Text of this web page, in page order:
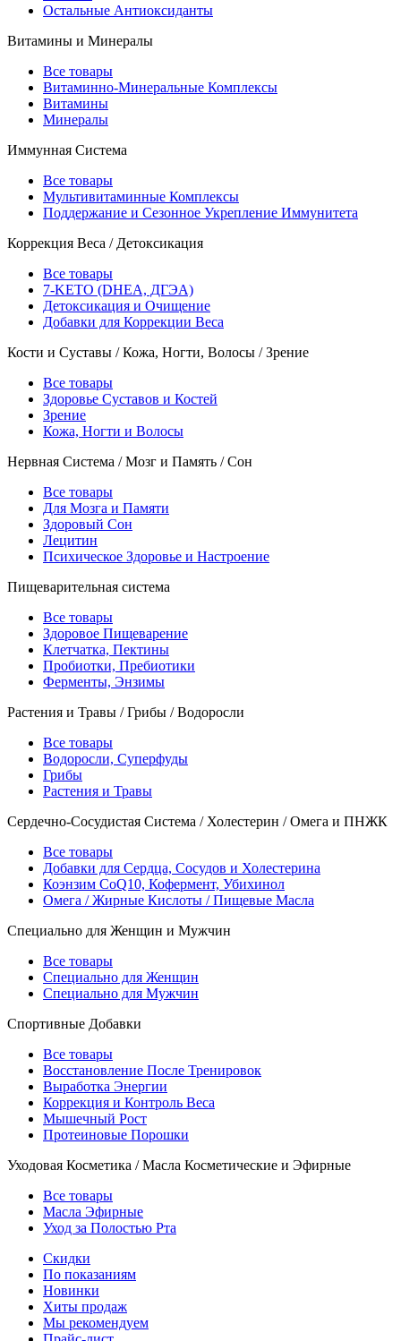
Остальные Антиоксиданты
Витамины и Минералы
Все товары
Витаминно-Минеральные Комплексы
Витамины
Минералы
Иммунная Система
Все товары
Мультивитаминные Комплексы
Поддержание и Сезонное Укрепление Иммунитета
Коррекция Веса / Детоксикация
Все товары
7-KETO (DHEA, ДГЭА)
Детоксикация и Очищение
Добавки для Коррекции Веса
Кости и Суставы / Кожа, Ногти, Волосы / Зрение
Все товары
Здоровье Суставов и Костей
Зрение
Кожа, Ногти и Волосы
Нервная Система / Мозг и Память / Сон
Все товары
Для Мозга и Памяти
Здоровый Сон
Лецитин
Психическое Здоровье и Настроение
Пищеварительная система
Все товары
Здоровое Пищеварение
Клетчатка, Пектины
Пробиотки, Пребиотики
Ферменты, Энзимы
Растения и Травы / Грибы / Водоросли
Все товары
Водоросли, Суперфуды
Грибы
Растения и Травы
Сердечно-Сосудистая Система / Холестерин / Омега и ПНЖК
Все товары
Добавки для Сердца, Сосудов и Холестерина
Коэнзим CoQ10, Кофермент, Убихинол
Омега / Жирные Кислоты / Пищевые Масла
Специально для Женщин и Мужчин
Все товары
Специально для Женщин
Специально для Мужчин
Спортивные Добавки
Все товары
Восстановление После Тренировок
Выработка Энергии
Коррекция и Контроль Веса
Мышечный Рост
Протеиновые Порошки
Уходовая Косметика / Масла Косметические и Эфирные
Все товары
Масла Эфирные
Уход за Полостью Рта
Скидки
По показаниям
Новинки
Хиты продаж
Мы рекомендуем